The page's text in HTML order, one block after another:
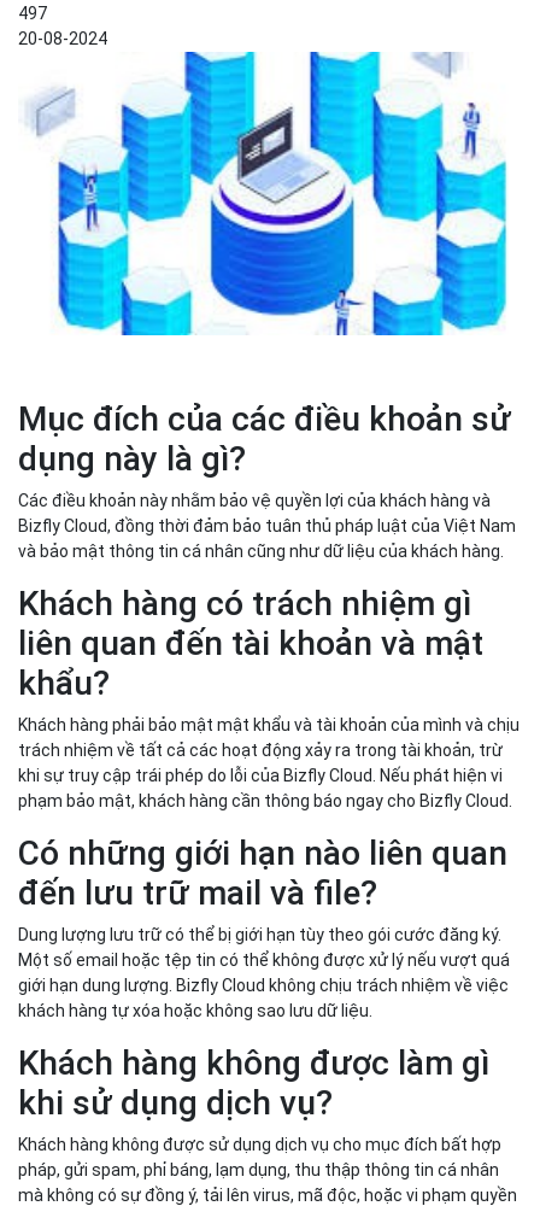
497
20-08-2024
Mục đích của các điều khoản sử
dụng này là gì?
Các điều khoản này nhằm bảo vệ quyền lợi của khách hàng và
Bizfly Cloud, đồng thời đảm bảo tuân thủ pháp luật của Việt Nam
và bảo mật thông tin cá nhân cũng như dữ liệu của khách hàng.
Khách hàng có trách nhiệm gì
liên quan đến tài khoản và mật
khẩu?
Khách hàng phải bảo mật mật khẩu và tài khoản của mình và chịu
trách nhiệm về tất cả các hoạt động xảy ra trong tài khoản, trừ
khi sự truy cập trái phép do lỗi của Bizfly Cloud. Nếu phát hiện vi
phạm bảo mật, khách hàng cần thông báo ngay cho Bizfly Cloud.
Có những giới hạn nào liên quan
đến lưu trữ mail và file?
Dung lượng lưu trữ có thể bị giới hạn tùy theo gói cước đăng ký.
Một số email hoặc tệp tin có thể không được xử lý nếu vượt quá
giới hạn dung lượng. Bizfly Cloud không chịu trách nhiệm về việc
khách hàng tự xóa hoặc không sao lưu dữ liệu.
Khách hàng không được làm gì
khi sử dụng dịch vụ?
Khách hàng không được sử dụng dịch vụ cho mục đích bất hợp
pháp, gửi spam, phỉ báng, lạm dụng, thu thập thông tin cá nhân
mà không có sự đồng ý, tải lên virus, mã độc, hoặc vi phạm quyền